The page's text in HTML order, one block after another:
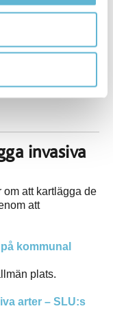
sätt
på rätt sätt
från invasiva
invasiva
om att kartlägga de
att
kommunal
plats.
arter – SLU:s